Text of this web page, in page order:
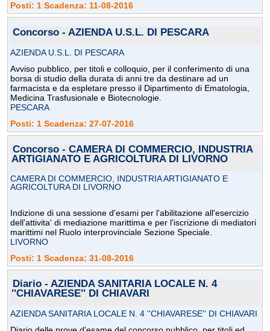
Posti: 1 Scadenza: 11-08-2016
Concorso - AZIENDA U.S.L. DI PESCARA
AZIENDA U.S.L. DI PESCARA
Avviso pubblico, per titoli e colloquio, per il conferimento di una
borsa di studio della durata di anni tre da destinare ad un
farmacista e da espletare presso il Dipartimento di Ematologia,
Medicina Trasfusionale e Biotecnologie.
PESCARA
Posti: 1 Scadenza: 27-07-2016
Concorso - CAMERA DI COMMERCIO, INDUSTRIA
ARTIGIANATO E AGRICOLTURA DI LIVORNO
CAMERA DI COMMERCIO, INDUSTRIA ARTIGIANATO E
AGRICOLTURA DI LIVORNO
Indizione di una sessione d'esami per l'abilitazione all'esercizio
dell'attivita' di mediazione marittima e per l'iscrizione di mediatori
marittimi nel Ruolo interprovinciale Sezione Speciale.
LIVORNO
Posti: 1 Scadenza: 31-08-2016
Diario - AZIENDA SANITARIA LOCALE N. 4
''CHIAVARESE'' DI CHIAVARI
AZIENDA SANITARIA LOCALE N. 4 ''CHIAVARESE'' DI CHIAVARI